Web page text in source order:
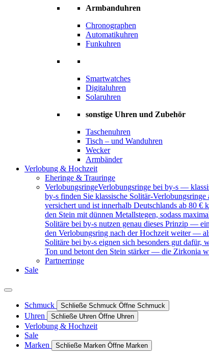
Armbanduhren
Chronographen
Automatikuhren
Funkuhren
Smartwatches
Digitaluhren
Solaruhren
sonstige Uhren und Zubehör
Taschenuhren
Tisch – und Wanduhren
Wecker
Armbänder
Verlobung & Hochzeit
Eheringe & Trauringe
VerlobungsringeVerlobungsringe bei by-s —
by-s finden Sie klassische Solitär-
versichert und ist innerhalb Deutschlands ab 80
den Stein mit dünnen Metallstegen, sodass
Solitäre bei by-s nutzen genau dieses Prinzip —
den Verlobungsring nach der Hochzeit weiter —
Solitäre bei by-s eignen sich besonders gut
Ton und betont den Stein stärker — die Zirkonia
Partnerringe
Sale
Schmuck Schließe Schmuck Öffne Schmuck
Uhren Schließe Uhren Öffne Uhren
Verlobung & Hochzeit
Sale
Marken
Schließe Marken Öffne Marken